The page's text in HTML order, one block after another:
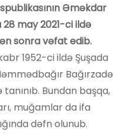
Əməkdar
may 2021-ci ildə
sonra vəfat edib.
1952-ci ildə Şuşada
Bağırzadə
Bundan başqa,
muğamlar da ifa
dəfn olunub.